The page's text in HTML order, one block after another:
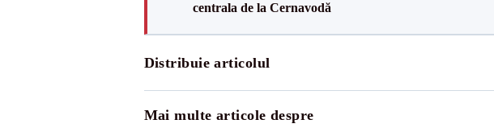
centrala de la Cernavodă
Distribuie articolul
Mai multe articole despre